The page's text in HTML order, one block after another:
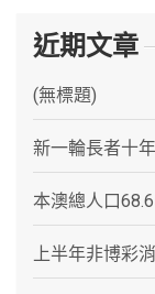
近期文章
(無標題)
新一輪長者十
本澳總人口
上半年非博彩